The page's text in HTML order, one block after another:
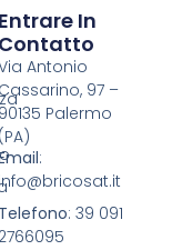
Entrare In
Contatto
Antonio
Cassarino, 97 –
90135 Palermo
(PA)
:
Telefono: 39 091
2766095